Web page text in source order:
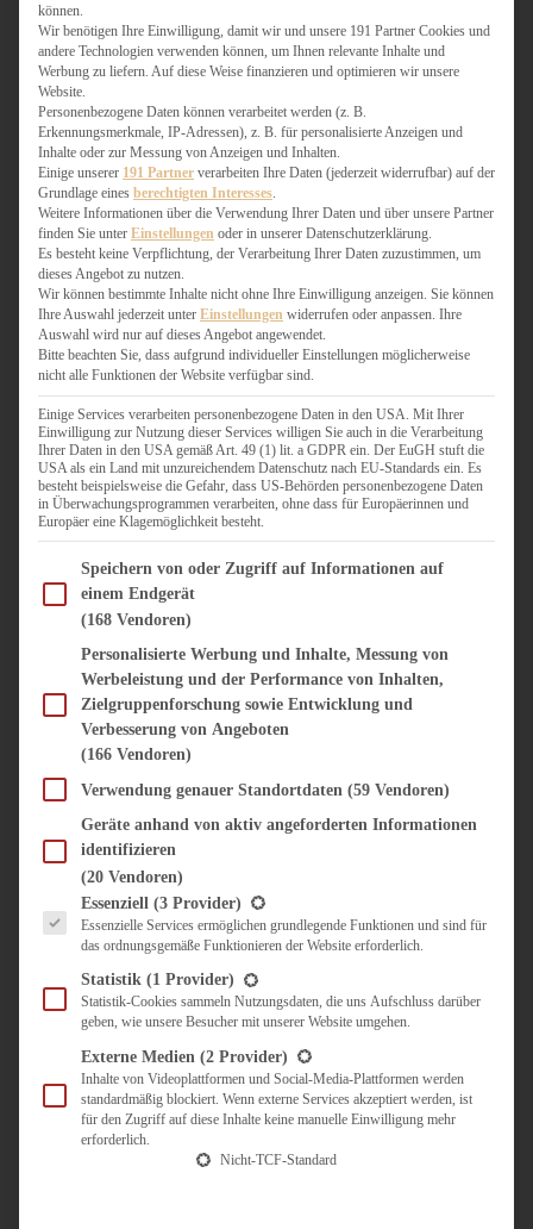
SCHOKOLADIGES
SÜSSES HAUPTGERICHT
TÖRTCHEN
VEGAN SÜSS
WEIHNACHTSBÄCKEREI
HERZHAFT
BURGER & SANDWICHES
FIX AUF DEM TISCH
FLEISCH & FISCH
GRILLEN / BARBECUE
HERZHAFTES BACKEN
ONE-POT-GERICHTE
PASTA & NUDELGERICHTE
PIZZA, TARTES & QUICHES
REIS & RISOTTO
SALATE & SNACKS
SUPPENKASPEREIEN
VORSPEISEN
SÜSS & HERZHAFT
BROTAUFSTRICH
DIPS, SAUCEN, CHUTNEYS
KÜCHENGESCHENKE
UNTERWEGS
KULINARISCH UNTERWEGS
ÜBER MICH
ZUSAMMENARBEIT
können.
Wir benötigen Ihre Einwilligung, damit wir und unsere 191 Partner Cookies und
andere Technologien verwenden können, um Ihnen relevante Inhalte und
Werbung zu liefern. Auf diese Weise finanzieren und optimieren wir unsere
Website.
Personenbezogene Daten können verarbeitet werden (z. B.
Erkennungsmerkmale, IP-Adressen), z. B. für personalisierte Anzeigen und
Inhalte oder zur Messung von Anzeigen und Inhalten.
Einige unserer 191 Partner verarbeiten Ihre Daten (jederzeit widerrufbar) auf der
Grundlage eines berechtigten Interesses
Weitere Informationen über die Verwendung Ihrer Daten und über unsere Partner
finden Sie unter Einstellungen oder in unserer Datenschutzerklärung.
Es besteht keine Verpflichtung, der Verarbeitung Ihrer Daten zuzustimmen, um
dieses Angebot zu nutzen.
Wir können bestimmte Inhalte nicht ohne Ihre Einwilligung anzeigen. Sie können
Ihre Auswahl jederzeit unter Einstellungen widerrufen oder anpassen. Ihre
Auswahl wird nur auf dieses Angebot angewendet.
Bitte beachten Sie, dass aufgrund individueller Einstellungen möglicherweise
nicht alle Funktionen der Website verfügbar sind.
Einige Services verarbeiten personenbezogene Daten in den USA. Mit Ihrer
Einwilligung zur Nutzung dieser Services willigen Sie auch in die Verarbeitung
Ihrer Daten in den USA gemäß Art. 49 (1) lit. a GDPR ein. Der EuGH stuft die
USA als ein Land mit unzureichendem Datenschutz nach EU-Standards ein. Es
besteht beispielsweise die Gefahr, dass US-Behörden personenbezogene Daten
in Überwachungsprogrammen verarbeiten, ohne dass für Europäerinnen und
Europäer eine Klagemöglichkeit besteht.
Im Folgenden finden Sie eine Liste der Zwecke des IAB Transparency and Consent
Speichern von oder Zugriff auf Informationen auf
einem Endgerät
(168 Vendoren)
Personalisierte Werbung und Inhalte, Messung von
Werbeleistung und der Performance von Inhalten,
Zielgruppenforschung sowie Entwicklung und
Verbesserung von Angeboten
(166 Vendoren)
Verwendung genauer Standortdaten (59 Vendoren)
Geräte anhand von aktiv angeforderten Informationen
identifizieren
(20 Vendoren)
Es folgt eine Liste der Service-Gruppen, für die eine Einwilligung erteilt werden
Essenziell (3 Provider)
Essenzielle Services ermöglichen grundlegende Funktionen und sind für
das ordnungsgemäße Funktionieren der Website erforderlich.
Statistik (1 Provider)
Statistik-Cookies sammeln Nutzungsdaten, die uns Aufschluss darüber
geben, wie unsere Besucher mit unserer Website umgehen.
Externe Medien (2 Provider)
Inhalte von Videoplattformen und Social-Media-Plattformen werden
standardmäßig blockiert. Wenn externe Services akzeptiert werden, ist
für den Zugriff auf diese Inhalte keine manuelle Einwilligung mehr
erforderlich.
Nicht-TCF-Standard